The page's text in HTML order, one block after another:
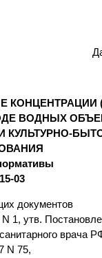
КОНЦЕНТРАЦИИ
ВОДНЫХ
КУЛЬТУРНО-
03
документов
1, утв.
врача
N 75,